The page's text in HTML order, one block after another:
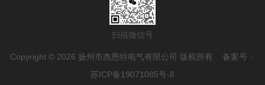
扫描微信号
Copyright © 2026 扬州市杰恩特电气有限公司 版权所有 备案号：
苏ICP备19071085号-8